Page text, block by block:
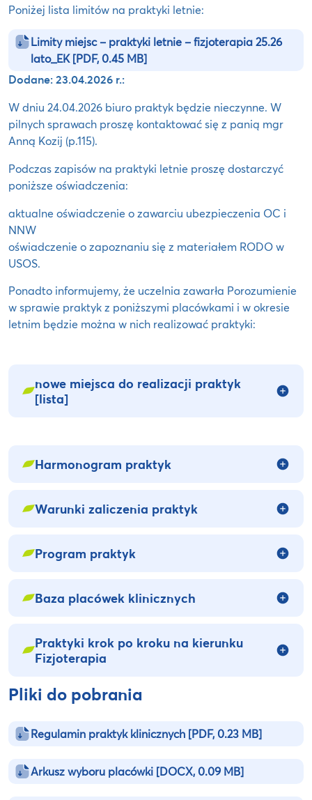
Poniżej lista limitów na praktyki letnie:
Limity miejsc – praktyki letnie – fizjoterapia 25.26
lato_EK[PDF, 0.45 MB]
Dodane: 23.04.2026 r.:
W dniu 24.04.2026 biuro praktyk będzie nieczynne. W
pilnych sprawach proszę kontaktować się z panią mgr
Anną Kozij (p.115).
Podczas zapisów na praktyki letnie proszę dostarczyć
poniższe oświadczenia:
aktualne oświadczenie o zawarciu ubezpieczenia OC i
NNW
oświadczenie o zapoznaniu się z materiałem RODO w
USOS.
Ponadto informujemy, że uczelnia zawarła Porozumienie
w sprawie praktyk z poniższymi placówkami i w okresie
letnim będzie można w nich realizować praktyki:
nowe miejsca do realizacji praktyk
[lista]
Harmonogram praktyk
Warunki zaliczenia praktyk
Program praktyk
Baza placówek klinicznych
Praktyki krok po kroku na kierunku
Fizjoterapia
Pliki do pobrania
Regulamin praktyk klinicznych [PDF, 0.23 MB]
Arkusz wyboru placówki [DOCX, 0.09 MB]